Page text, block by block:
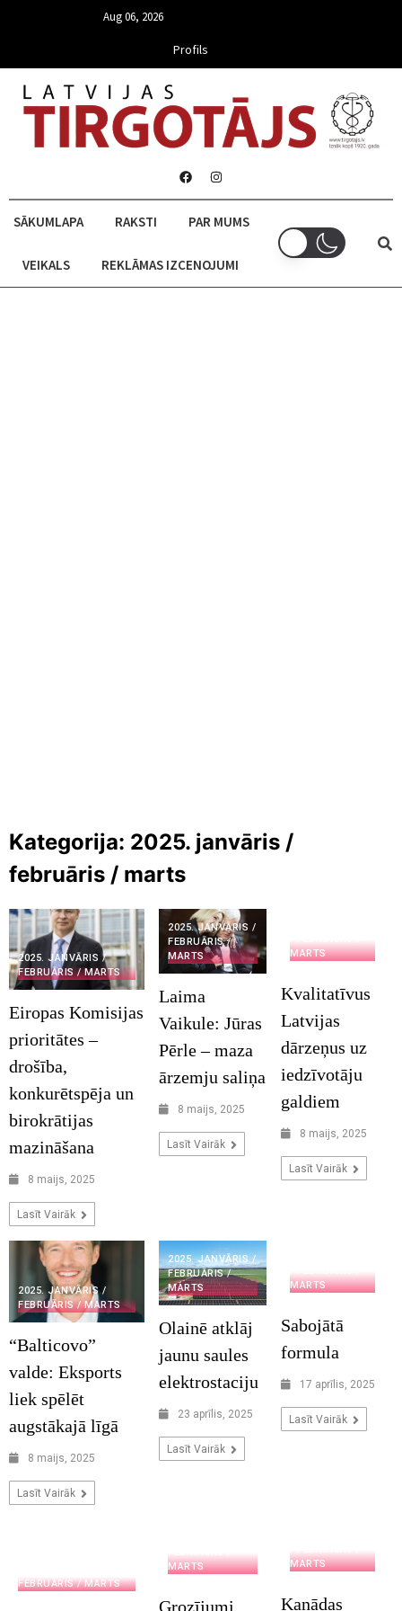
Aug 06, 2026
Profils
SĀKUMLAPA RAKSTI PAR MUMS
VEIKALS REKLĀMAS IZCENOJUMI
Kategorija: 2025. janvāris /
februāris / marts
2025. JANVĀRIS /
FEBRUĀRIS / MARTS
Eiropas Komisijas
prioritātes –
drošība,
konkurētspēja un
birokrātijas
mazināšana
8 maijs, 2025
Lasīt Vairāk
2025. JANVĀRIS /
FEBRUĀRIS /
MARTS
Laima
Vaikule: Jūras
Pērle – maza
ārzemju saliņa
8 maijs, 2025
Lasīt Vairāk
MARTS
Kvalitatīvus
Latvijas
dārzeņus uz
iedzīvotāju
galdiem
8 maijs, 2025
Lasīt Vairāk
2025. JANVĀRIS /
FEBRUĀRIS / MARTS
“Balticovo”
valde: Eksports
liek spēlēt
augstākajā līgā
8 maijs, 2025
Lasīt Vairāk
2025. JANVĀRIS /
FEBRUĀRIS /
MARTS
Olainē atklāj
jaunu saules
elektrostaciju
23 aprīlis, 2025
Lasīt Vairāk
MARTS
Sabojātā
formula
17 aprīlis, 2025
Lasīt Vairāk
FEBRUĀRIS / MARTS
MARTS
Grozījumi
MARTS
Kanādas